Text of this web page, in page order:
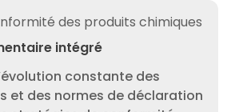
des produits chimiques
intégré
constante des
et des normes de déclaration